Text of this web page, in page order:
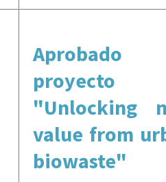
proyecto
"Unlocking
value from
biowaste"